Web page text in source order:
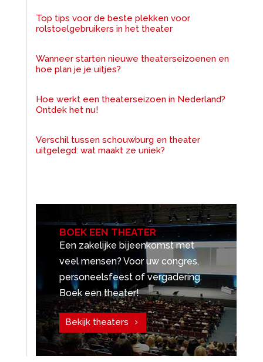
Top tips voor de beste plekken voor
rolstoelgebruikers in het theater
Wanneer starten nieuwe theaterseizoenen en
hoe plan je je uitjes?
Hoe werkt een theaterseizoen in Nederland?
Ontdek het nu!
Verschil tussen schouwburg en theater
uitgelegd: wat maakt ze uniek?
BOEK EEN THEATER
Een zakelijke bijeenkomst met
veel mensen? Voor uw congres,
personeelsfeest of vergadering.
Boek een theater!
Bekijk theaters